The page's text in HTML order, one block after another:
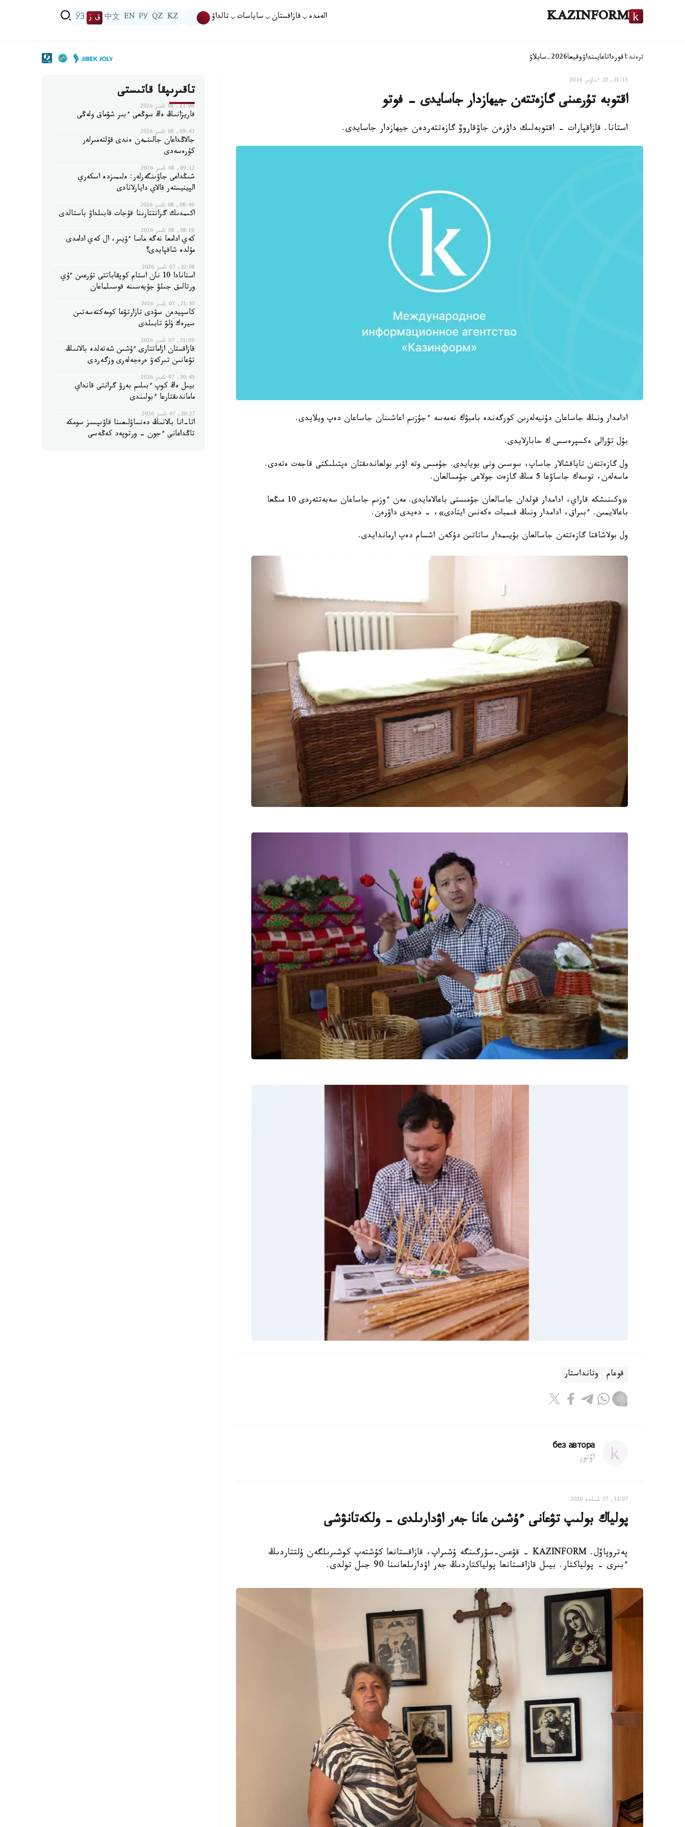
KAZINFORM الەمدە قازاقستان ساياسات تالداۋ KZ
QZ
РУ
EN
中文 ق ز ЎЗ
ترەند:اقورداتاعايىنداۋوقيعا2026-سايلاۋ
21:13, 22 ءساۋىر 2016
اقتوبە تۇرعىنى گازەتتەن جيھازدار جاسايدى - فوتو
استانا. قازاقپارات - اقتوبەلىك داۋرەن جاۋقاروۆ گازەتتەردەن جيھازدار جاسايدى.
ادامدار ونىڭ جاساعان دۇنيەلەرىن كورگەندە بامبۋك نەمەسە ءجۇزىم اعاشىنان جاساعان دەپ ويلايدى.
بۇل تۋرالى ەكسپرەسس ك حابارلايدى.
ول گازەتتەن تاياقشالار جاساپ، سوسىن ونى بويايدى. جۇمىس وتە اۋىر بولعاندىقتان ەپتىلىكتى قاجەت ەتەدى.
ماسەلەن، توسەك جاساۋعا 5 مىڭ گازەت جولاعى جۇمسالعان.
«وكىنىشكە قاراي، ادامدار قولدان جاسالعان جۇمىستى باعالامايدى. مەن ءوزىم جاساعان سەبەتتەردى 10 مىڭعا
باعالايمىن. ءبىراق، ادامدار ونىڭ قىمبات ەكەنىن ايتادى»، - دەيدى داۋرەن.
ول بولاشاقتا گازەتتەن جاسالعان بۇيىمدار ساتاتىن دۇكەن اشسام دەپ ارماندايدى.
قوعام وتانداستار
без автора
اۆتور
12:07, 27 شىلدە 2026
پولياك بولىپ تۋعانى ءۇشىن عانا جەر اۋدارىلدى - ولكەتانۋشى
پەتروپاۆل. KAZINFORM - قۋعىن-سۇرگىنگە ۇشىراپ، قازاقستانعا كۇشتەپ كوشىرىلگەن ۇلتتاردىڭ
ءبىرى - پولياكتار. بيىل قازاقستانعا پولياكتاردىڭ جەر اۋدارىلعانىنا 90 جىل تولدى.
تاقىرىپقا قاتىستى
11:06, 08 تامىز 2026
فاريزانىڭ ەڭ سوڭعى ءبىر شۋماق ولەڭى
09:43, 08 تامىز 2026
جالاڭداعان جالىنمەن ەندى قۇلتەمىرلەر
كۇرەسەدى
09:12, 08 تامىز 2026
شىڭداعى جاۋىنگەرلەر: ەلىمىزدە اسكەري
الپينيستەر قالاي دايارلانادى
08:40, 08 تامىز 2026
اكىمدىك گرانتتارىنا قۇجات قابىلداۋ باستالدى
08:10, 08 تامىز 2026
كەي ادامعا نەگە ماسا ءۇيىر، ال كەي ادامدى
مۇلدە شاقپايدى؟
22:08, 07 تامىز 2026
استانادا 10 نان استام كوپقاباتتى تۇرعىن ءۇي
ورتالىق جىلۋ جۇيەسىنە قوسىلماعان
21:30, 07 تامىز 2026
كاسپيدەن سۋدى تازارتۋعا كومەكتەسەتىن
سيرەك ۇلۋ تابىلدى
21:09, 07 تامىز 2026
قازاقستان ازاماتتارى ءۇشىن شەتەلدە بالانىڭ
تۋعانىن تىركەۋ ەرەجەلەرى وزگەردى
20:45, 07 تامىز 2026
بيىل ەڭ كوپ ءبىلىم بەرۋ گرانتى قانداي
ماماندىقتارعا ءبولىندى
20:27, 07 تامىز 2026
اتا-انا بالانىڭ دەنساۋلىعىنا قاۋىپسىز سومكە
تاڭداعانى ءجون - ورتوپەد كەڭەسى